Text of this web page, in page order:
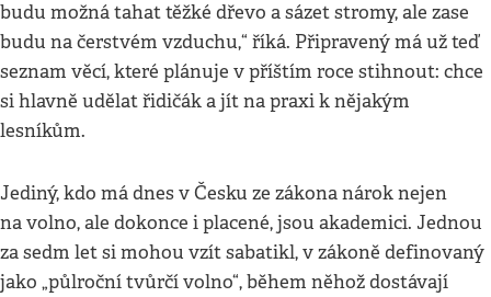
budu možná tahat těžké dřevo a sázet stromy, ale zase
budu na čerstvém vzduchu,“ říká. Připravený má už teď
seznam věcí, které plánuje v příštím roce stihnout: chce
si hlavně udělat řidičák a jít na praxi k nějakým
lesníkům.
Jediný, kdo má dnes v Česku ze zákona nárok nejen
na volno, ale dokonce i placené, jsou akademici. Jednou
za sedm let si mohou vzít sabatikl, v zákoně definovaný
jako „půlroční tvůrčí volno“, během něhož dostávají